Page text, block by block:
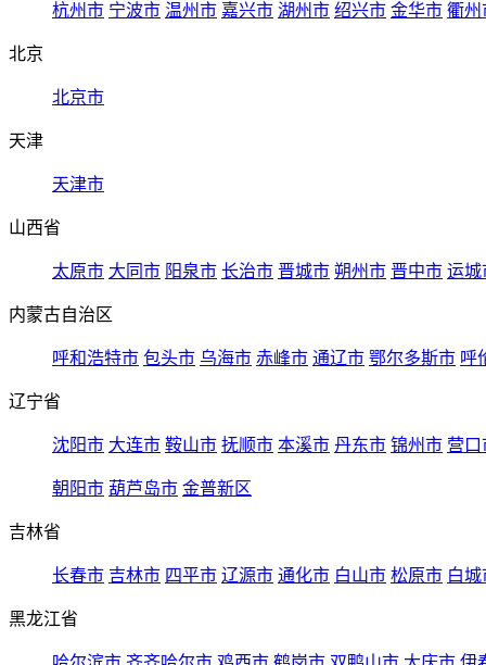
杭州市 宁波市 温州市 嘉兴市 湖州市 绍兴市 金华市 衢州
北京
北京市
天津
天津市
山西省
太原市 大同市 阳泉市 长治市 晋城市 朔州市 晋中市 运城
内蒙古自治区
呼和浩特市 包头市 乌海市 赤峰市 通辽市 鄂尔多斯市 呼
辽宁省
沈阳市 大连市 鞍山市 抚顺市 本溪市 丹东市 锦州市 营口
朝阳市 葫芦岛市 金普新区
吉林省
长春市 吉林市 四平市 辽源市 通化市 白山市 松原市 白城
黑龙江省